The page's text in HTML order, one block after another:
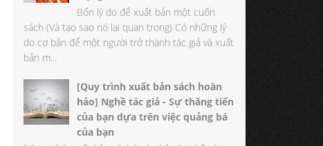
Bốn lý do để xuất bản một cuốn
sách (Và tạo sao nó lại quan trọng) Có những lý
do cơ bản để một người trở thành tác giả và xuất
bản m...
[Quy trình xuất bản sách hoàn
hảo] Nghề tác giả - Sự thăng tiến
của bạn dựa trên việc quảng bá
của bạn